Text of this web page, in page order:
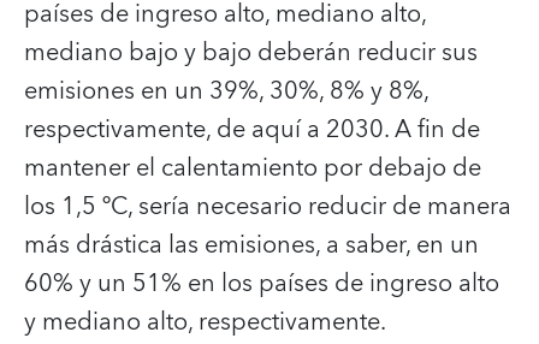
países de ingreso alto, mediano alto,
mediano bajo y bajo deberán reducir sus
emisiones en un 39%, 30%, 8% y 8%,
respectivamente, de aquí a 2030. A fin de
mantener el calentamiento por debajo de
los 1,5 ºC, sería necesario reducir de manera
más drástica las emisiones, a saber, en un
60% y un 51% en los países de ingreso alto
y mediano alto, respectivamente.